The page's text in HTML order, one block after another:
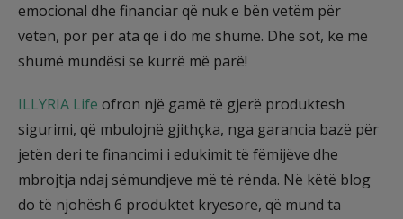
emocional dhe financiar që nuk e bën vetëm për
veten, por për ata që i do më shumë. Dhe sot, ke më
shumë mundësi se kurrë më parë!
ILLYRIA Life ofron një gamë të gjerë produktesh
sigurimi, që mbulojnë gjithçka, nga garancia bazë për
jetën deri te financimi i edukimit të fëmijëve dhe
mbrojtja ndaj sëmundjeve më të rënda. Në këtë blog
do të njohësh 6 produktet kryesore, që mund ta